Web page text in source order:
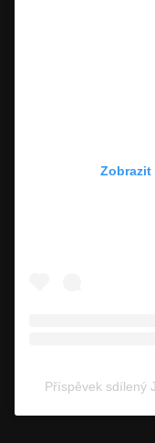
Zobrazit
Příspěvek sdílený